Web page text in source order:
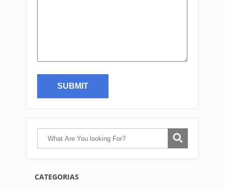
CATEGORIAS